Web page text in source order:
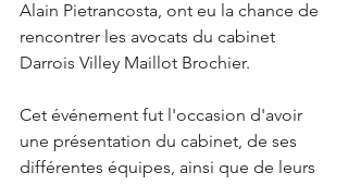
Alain Pietrancosta, ont eu la chance de
rencontrer les avocats du cabinet
Darrois Villey Maillot Brochier.
Cet événement fut l'occasion d'avoir
une présentation du cabinet, de ses
différentes équipes, ainsi que de leurs